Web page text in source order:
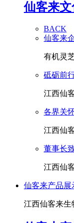
仙客来文
BACK
仙客来
有机灵
砥砺前
江西仙
各界关
江西仙
董事长
江西仙
仙客来产品展
江西仙客来生